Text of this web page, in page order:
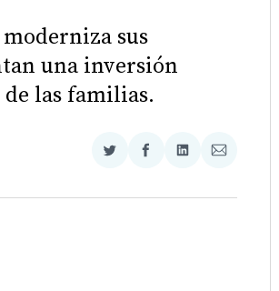
sus
una inversión
las familias.
Compartir
Twitter
Compartir
Facebook
Compartir
LinkedIn
Compartir
Email